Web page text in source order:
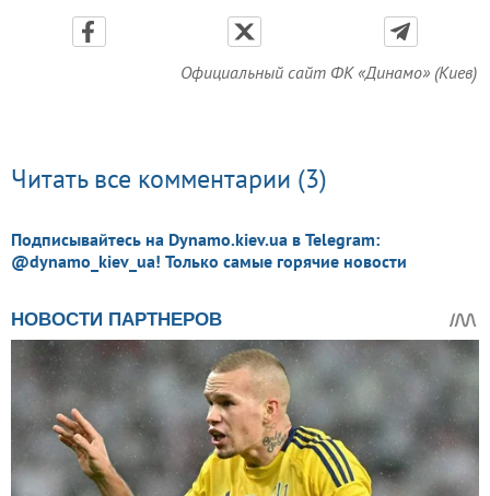
Официальный сайт ФК «Динамо» (Киев)
Читать все комментарии (3)
Подписывайтесь на Dynamo.kiev.ua в Telegram:
@dynamo_kiev_ua! Только самые горячие новости